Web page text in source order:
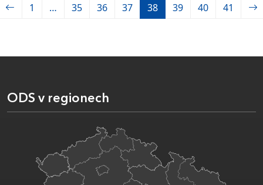
1 … 35 36 37 38 39 40 41
ODS v regionech